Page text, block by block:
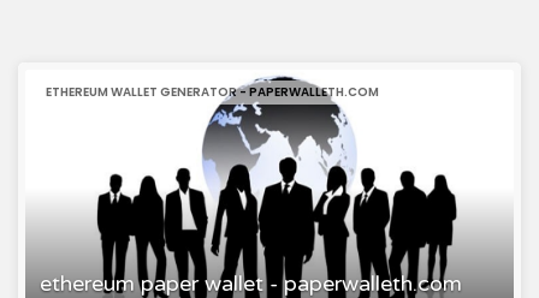
ethereum paper wallet - paperwalleth.com
ETHEREUM WALLET GENERATOR - PAPERWALLETH.COM